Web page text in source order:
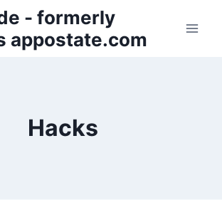
- formerly
appostate.com
Hacks